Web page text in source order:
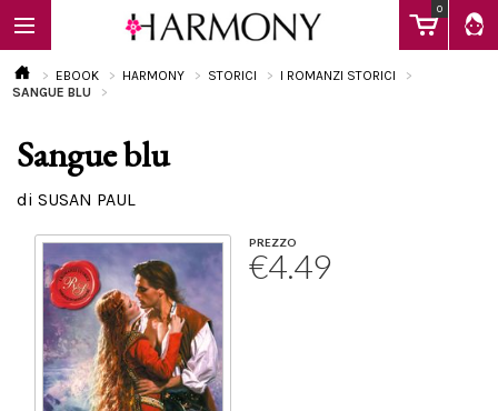
0
EBOOK
Calendario
EBOOK HARMONY STORICI
I ROMANZI STORICI
SANGUE BLU
Sangue blu
di SUSAN PAUL
PREZZO
€4.49